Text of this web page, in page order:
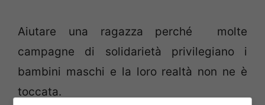
Aiutare una ragazza perché molte
campagne di solidarietà privilegiano i
bambini maschi e la loro realtà non ne è
toccata.